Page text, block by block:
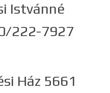
Istvánné
222-7927
Ház 5661